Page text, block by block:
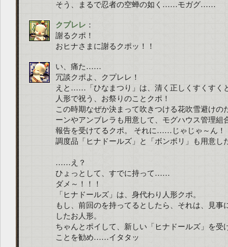
そう、まるで忍者の空蝉の如く……モガグ……
クプレレ ：
謝るクポ！
おヒナさまに謝るクポッ！！
い、痛た……
冗談クポよ、クプレレ！
えと……「ひなまつり」は、清く正しくすくすく
人形で祝う、お祭りのことクポ！
この時期なぜか決まって吹きつける花吹雪避けの
ーンやアンブレラも用意して、モグハウス管理組
報告を受けてるクポ。 それに……じゃじゃ～ん！
調度品「ヒナドールズ」と「ボンボリ」も用意し
……え？
ひょっとして、すでに持って……
ダメ～！！！
「ヒナドールズ」は、身代わり人形クポ。
もし、前回のを持ってるとしたら、それは、見事
したお人形。
ちゃんとポイして、新しい「ヒナドールズ」を受
ことを勧め……イタタッ